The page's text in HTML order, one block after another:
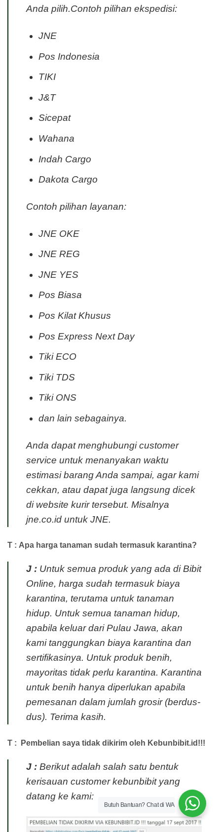
Anda pilih.Contoh pilihan ekspedisi:
JNE
Pos Indonesia
TIKI
J&T
Sicepat
Wahana
Indah Cargo
Dakota Cargo
Contoh pilihan layanan:
JNE OKE
JNE REG
JNE YES
Pos Biasa
Pos Kilat Khusus
Pos Express Next Day
Tiki ECO
Tiki TDS
Tiki ONS
dan lain sebagainya.
Anda dapat menghubungi customer
service untuk menanyakan waktu
estimasi barang Anda sampai, agar kami
cekkan, atau dapat juga langsung dicek
di website kurir tersebut. Misalnya
jne.co.id untuk JNE.
T : Apa harga tanaman sudah termasuk karantina?
J : Untuk semua produk yang ada di Bibit
Online, harga sudah termasuk biaya
karantina, terutama untuk tanaman
hidup. Untuk semua tanaman hidup,
apabila keluar dari Pulau Jawa, akan
kami tanggungkan biaya karantina dan
sertifikasinya. Untuk produk benih,
mayoritas tidak perlu karantina. Karantina
untuk benih hanya diperlukan apabila
pemesanan dalam jumlah grosir (berdus-
dus). Terima kasih.
T : Pembelian saya tidak dikirim oleh Kebunbibit.id!!!
J : Berikut adalah salah satu bentuk
kerisauan customer kebunbibit yang
datang ke kami:
Butuh Bantuan? Chat di WA